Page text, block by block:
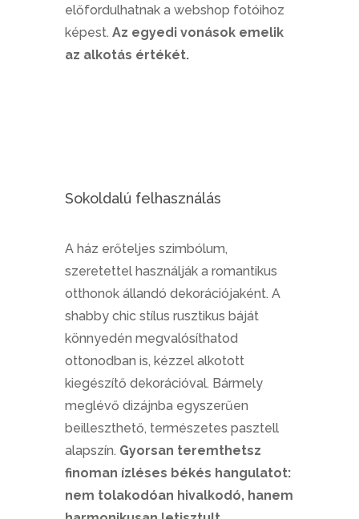
előfordulhatnak a webshop fotóihoz
képest. Az egyedi vonások emelik
az alkotás értékét.
Sokoldalú felhasználás
A ház erőteljes szimbólum,
szeretettel használják a romantikus
otthonok állandó dekorációjaként. A
shabby chic stílus rusztikus báját
könnyedén megvalósíthatod
ottonodban is, kézzel alkotott
kiegészítő dekorációval. Bármely
meglévő dizájnba egyszerűen
beilleszthető, természetes pasztell
alapszín. Gyorsan teremthetsz
finoman ízléses békés hangulatot:
nem tolakodóan hivalkodó, hanem